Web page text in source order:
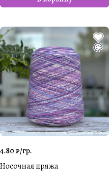
4.80 ₽/гр.
Носочная пряжа